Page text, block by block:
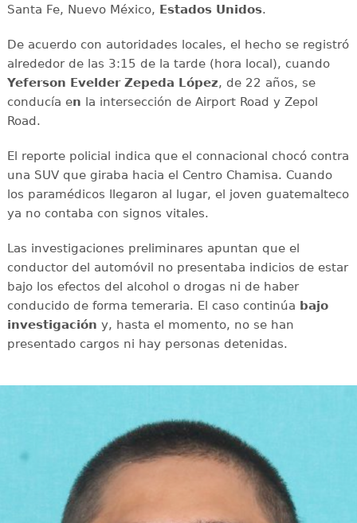
Santa Fe, Nuevo México, Estados Unidos.
De acuerdo con autoridades locales, el hecho se registró
alrededor de las 3:15 de la tarde (hora local), cuando
Yeferson Evelder Zepeda López, de 22 años, se
conducía en la intersección de Airport Road y Zepol
Road.
El reporte policial indica que el connacional chocó contra
una SUV que giraba hacia el Centro Chamisa. Cuando
los paramédicos llegaron al lugar, el joven guatemalteco
ya no contaba con signos vitales.
Las investigaciones preliminares apuntan que el
conductor del automóvil no presentaba indicios de estar
bajo los efectos del alcohol o drogas ni de haber
conducido de forma temeraria. El caso continúa bajo
investigación y, hasta el momento, no se han
presentado cargos ni hay personas detenidas.